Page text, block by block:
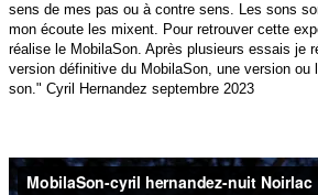
sens de mes pas ou à contre sens. Les sons
mon écoute les mixent. Pour retrouver cette
réalise le MobilaSon. Après plusieurs essais je
version définitive du MobilaSon, une version ou
son." Cyril Hernandez septembre 2023